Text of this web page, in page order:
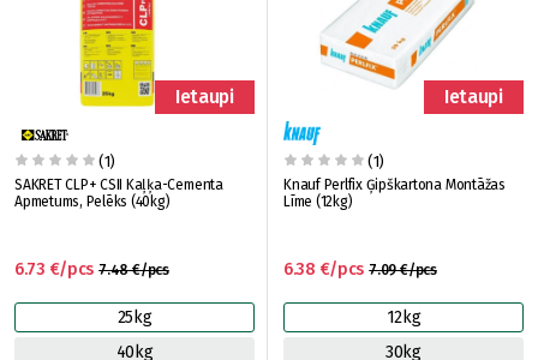
Ietaupi
(1)
SAKRET CLP+ CSII Kaļķa-Cementa
Apmetums, Pelēks (40kg)
7.48 €/pcs
6.73 €/pcs
25kg
40kg
Ietaupi
(1)
Knauf Perlfix Ģipškartona Montāžas
Līme (12kg)
7.09 €/pcs
6.38 €/pcs
12kg
30kg